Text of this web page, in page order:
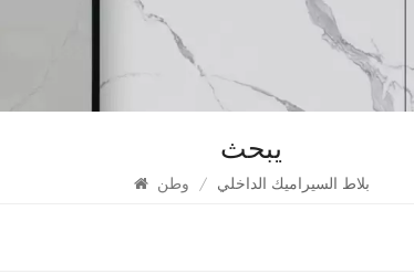
يبحث
/ بلاط السيراميك الداخلي